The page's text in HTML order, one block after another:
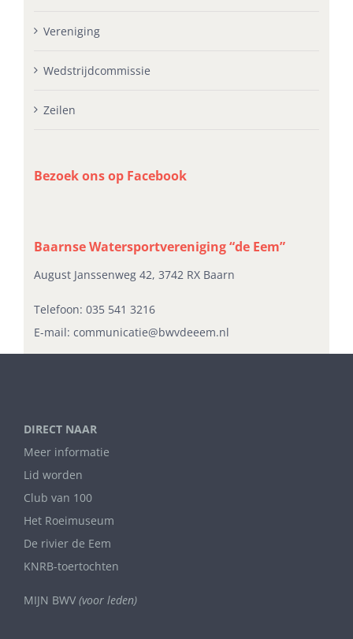
Vereniging
Wedstrijdcommissie
Zeilen
Bezoek ons op Facebook
Baarnse Watersportvereniging “de Eem”
August Janssenweg 42, 3742 RX Baarn
Telefoon:035 541 3216
E-mail:communicatie@bwvdeeem.nl
DIRECT NAAR
Meer informatie
Lid worden
Club van 100
Het Roeimuseum
De rivier de Eem
KNRB-toertochten
MIJN BWV (voor leden)